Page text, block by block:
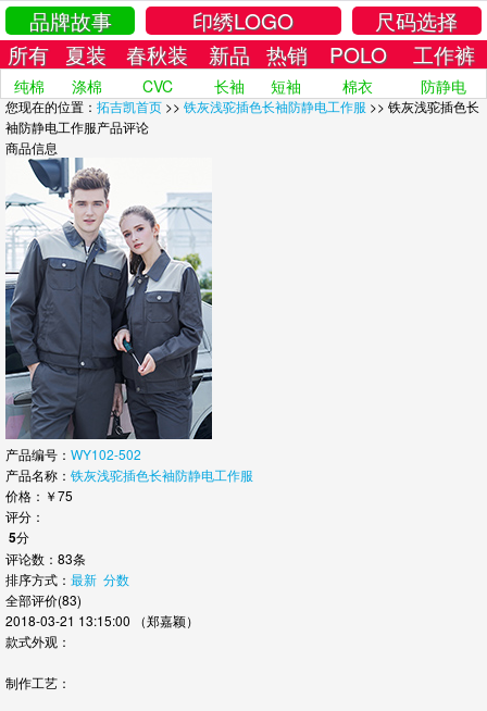
品牌故事 印绣LOGO
尺码选择
所有 夏装 春秋装 新品 热销 POLO 工作裤
纯棉 涤棉 CVC 长袖 短袖 棉衣 防静电
您现在的位置： 拓吉凯首页 >> 铁灰浅驼插色长袖防静电工作服 >> 铁灰浅驼插色长
袖防静电工作服产品评论
商品信息
产品编号： WY102-502
产品名称： 铁灰浅驼插色长袖防静电工作服
价格： ￥75
评分：
5分
评论数：83条
排序方式： 最新 分数
全部评价(83)
2018-03-21 13:15:00
（郑嘉颖）
款式外观：
制作工艺：